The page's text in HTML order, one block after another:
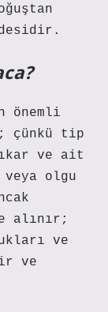
önemli
çünkü tip
ve ait
olgu
alınır;
ve
ve